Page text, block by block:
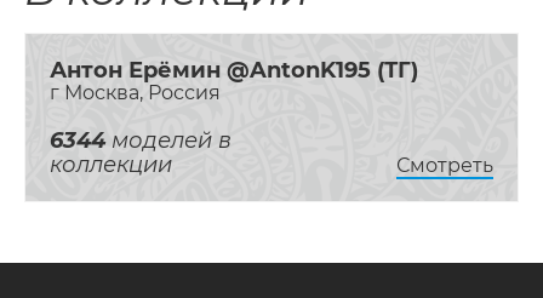
Антон Ерёмин @AntonK195 (ТГ)
г Москва, Россия
6344моделей в
коллекции
Смотреть